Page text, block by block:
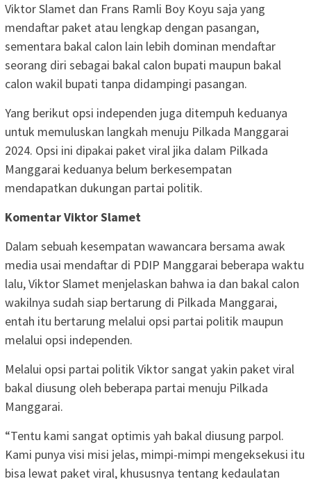
Viktor Slamet dan Frans Ramli Boy Koyu saja yang
mendaftar paket atau lengkap dengan pasangan,
sementara bakal calon lain lebih dominan mendaftar
seorang diri sebagai bakal calon bupati maupun bakal
calon wakil bupati tanpa didampingi pasangan.
Yang berikut opsi independen juga ditempuh keduanya
untuk memuluskan langkah menuju Pilkada Manggarai
2024. Opsi ini dipakai paket viral jika dalam Pilkada
Manggarai keduanya belum berkesempatan
mendapatkan dukungan partai politik.
Komentar Viktor Slamet
Dalam sebuah kesempatan wawancara bersama awak
media usai mendaftar di PDIP Manggarai beberapa waktu
lalu, Viktor Slamet menjelaskan bahwa ia dan bakal calon
wakilnya sudah siap bertarung di Pilkada Manggarai,
entah itu bertarung melalui opsi partai politik maupun
melalui opsi independen.
Melalui opsi partai politik Viktor sangat yakin paket viral
bakal diusung oleh beberapa partai menuju Pilkada
Manggarai.
“Tentu kami sangat optimis yah bakal diusung parpol.
Kami punya visi misi jelas, mimpi-mimpi mengeksekusi itu
bisa lewat paket viral, khususnya tentang kedaulatan